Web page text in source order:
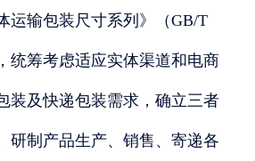
运输包装尺寸系列》（GB/T
统筹考虑适应实体渠道和电商
装及快递包装需求，确立三者
研制产品生产、销售、寄递各